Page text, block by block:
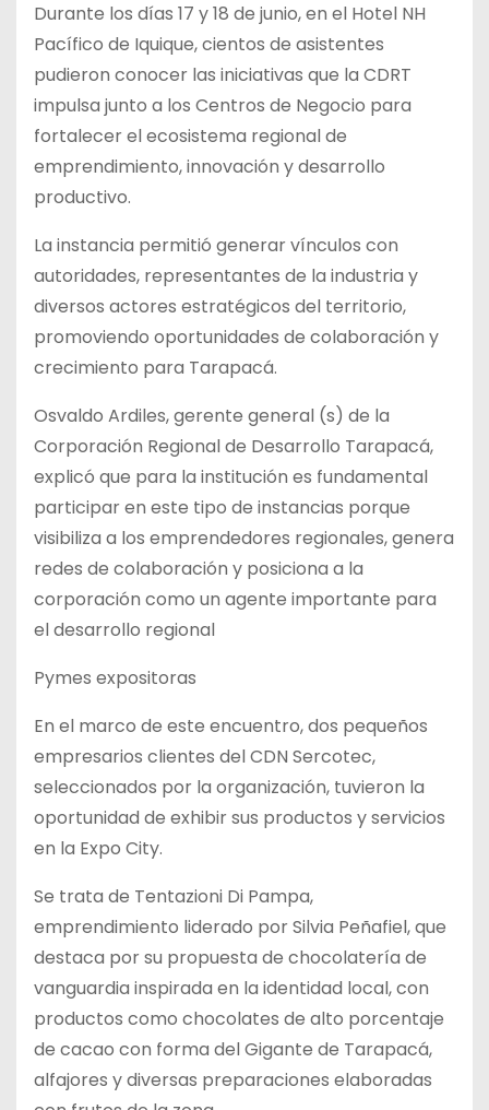
Durante los días 17 y 18 de junio, en el Hotel NH
Pacífico de Iquique, cientos de asistentes
pudieron conocer las iniciativas que la CDRT
impulsa junto a los Centros de Negocio para
fortalecer el ecosistema regional de
emprendimiento, innovación y desarrollo
productivo.
La instancia permitió generar vínculos con
autoridades, representantes de la industria y
diversos actores estratégicos del territorio,
promoviendo oportunidades de colaboración y
crecimiento para Tarapacá.
Osvaldo Ardiles, gerente general (s) de la
Corporación Regional de Desarrollo Tarapacá,
explicó que para la institución es fundamental
participar en este tipo de instancias porque
visibiliza a los emprendedores regionales, genera
redes de colaboración y posiciona a la
corporación como un agente importante para
el desarrollo regional
Pymes expositoras
En el marco de este encuentro, dos pequeños
empresarios clientes del CDN Sercotec,
seleccionados por la organización, tuvieron la
oportunidad de exhibir sus productos y servicios
en la Expo City.
Se trata de Tentazioni Di Pampa,
emprendimiento liderado por Silvia Peñafiel, que
destaca por su propuesta de chocolatería de
vanguardia inspirada en la identidad local, con
productos como chocolates de alto porcentaje
de cacao con forma del Gigante de Tarapacá,
alfajores y diversas preparaciones elaboradas